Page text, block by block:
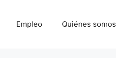
Empleo Quiénes somos